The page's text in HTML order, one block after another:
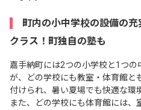
町内の小中学校の設備の
クラス！町独自の塾も
嘉手納町には2つの小学校と1つの
が、どの学校にも教室・体育館と
付けられ、暑い夏場でも快適な環
また、どの学校にも体育館には、